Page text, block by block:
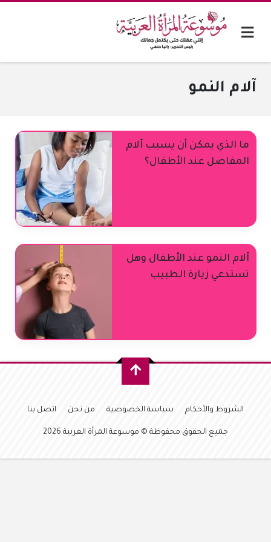
آلام النمو
ما الذي يمكن أن يسبب آلام
المفاصل عند الأطفال؟
آلام النمو عند الأطفال وهل
تستدعي زيارة الطبيب
الشروط والأحكام سياسة الخصوصية من نحن اتصل بنا
جميع الحقوق محفوظة © موسوعة المرأة العربية 2026